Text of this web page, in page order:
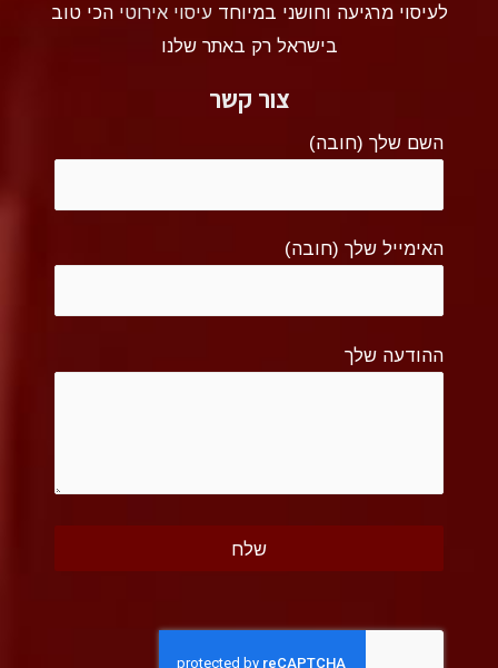
לעיסוי מרגיעה וחושני במיוחדעיסוי אירוטי הכי טוב
בישראל רק באתר שלנו
צור קשר
השם שלך (חובה)
האימייל שלך (חובה)
ההודעה שלך